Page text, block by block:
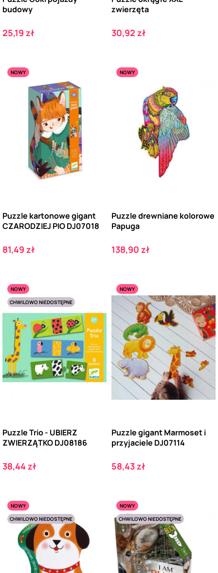
budowy
Cena
25,19 zł
zwierzęta
Cena
30,92 zł
NOWY
Puzzle kartonowe gigant
CZARODZIEJ PIO DJ07018
Cena
81,49 zł
NOWY
Puzzle drewniane kolorowe
Papuga
Cena
138,90 zł
NOWY
CHWILOWO NIEDOSTĘPNE
Puzzle Trio - UBIERZ
ZWIERZĄTKO DJ08186
Cena
38,44 zł
NOWY
Puzzle gigant Marmoset i
przyjaciele DJ07114
Cena
58,43 zł
NOWY
CHWILOWO NIEDOSTĘPNE
NOWY
CHWILOWO NIEDOSTĘPNE